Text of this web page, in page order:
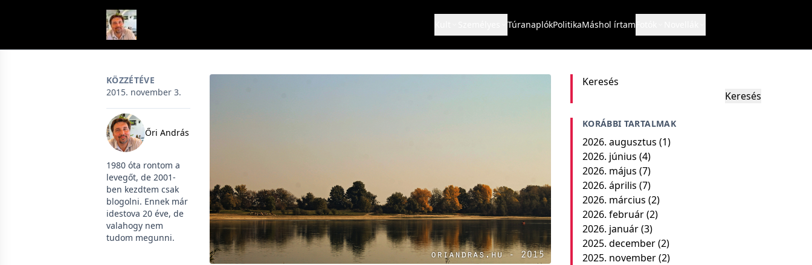
TúranaplókPolitikaMáshol írtam
KÖZZÉTÉVE
2015. november 3.
Őri András
1980 óta rontom a
levegőt, de 2001-
ben kezdtem csak
blogolni. Ennek már
idestova 20 éve, de
valahogy nem
tudom megunni.
Keresés
Keresés
KORÁBBI TARTALMAK
2026. augusztus (1)
2026. június (4)
2026. május (7)
2026. április (7)
2026. március (2)
2026. február(2)
2026. január(3)
2025. december(2)
2025. november(2)